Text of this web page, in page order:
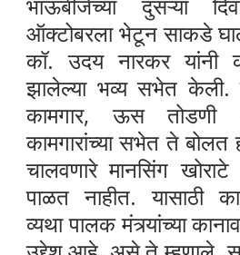
भाऊबीजेच्या दुसऱ्या
ऑक्टोबरला भेटून साकडे
कॉ. उदय नारकर यांनी
झालेल्या भव्य सभेत केली.
कामगार, ऊस तोडणी
कामगारांच्या सभेत ते
चालवणारे मानसिंग
पाळत नाहीत. यासाठी
व्यथा पालक मंत्र्यांच्या